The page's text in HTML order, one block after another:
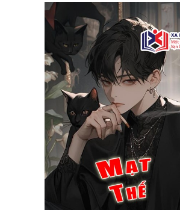
Truyện Mới Ra
Hoàn Thành
Truyện Convert